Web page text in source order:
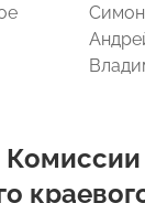
Комиссии